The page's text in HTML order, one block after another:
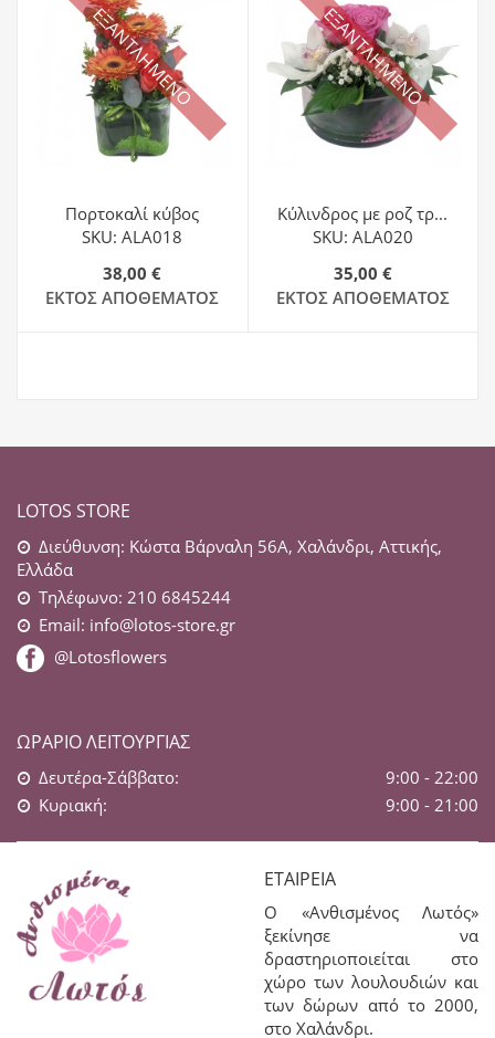
ΕΞΑΝΤΛΗΜΕΝΟ
Πορτοκαλί κύβος
SKU: ALA018
38,00 €
ΕΚΤΌΣ ΑΠΟΘΈΜΑΤΟΣ
ΕΞΑΝΤΛΗΜΕΝΟ
Κύλινδρος με ροζ τρ...
SKU: ALA020
35,00 €
ΕΚΤΌΣ ΑΠΟΘΈΜΑΤΟΣ
LOTOS STORE
Διεύθυνση: Κώστα Βάρναλη 56Α, Χαλάνδρι, Αττικής,
Ελλάδα
Τηλέφωνο: 210 6845244
Email: info@lotos-store.gr
@Lotosflowers
ΩΡΆΡΙΟ ΛΕΙΤΟΥΡΓΊΑΣ
Δευτέρα-Σάββατο:
9:00 - 22:00
Κυριακή:
9:00 - 21:00
ΕΤΑΙΡΕΊΑ
Ο «Ανθισμένος Λωτός»
ξεκίνησε να
δραστηριοποιείται στο
χώρο των λουλουδιών και
των δώρων από το 2000,
στο Χαλάνδρι.